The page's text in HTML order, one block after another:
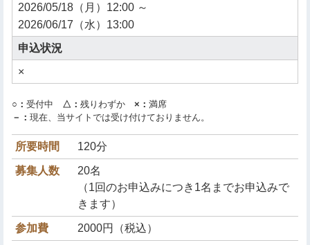
2026/05/18（月）12:00 ～
2026/06/17（水）13:00
申込状況
×
○： 受付中 △： 残りわずか ×： 満席
－： 現在、当サイトでは受け付けておりません。
所要時間 120分
募集人数
20名
（1回のお申込みにつき1名までお申込みで
きます）
参加費 2000円（税込）